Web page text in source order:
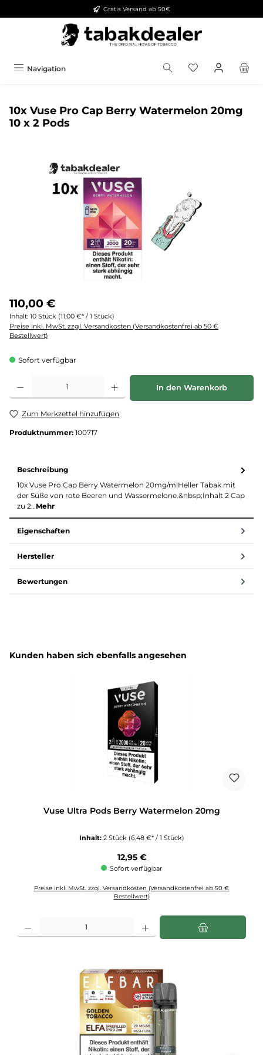
Gratis Versand ab 50€
Navigation
10x Vuse Pro Cap Berry Watermelon 20mg
10 x 2 Pods
110,00 €
Inhalt: 10 Stück (11,00 €* / 1 Stück)
Preise inkl. MwSt. zzgl. Versandkosten (Versandkostenfrei ab 50 €
Bestellwert)
Sofort verfügbar
Produkt Anzahl: Gib den gewünschten Wert ein oder benutze die Schaltflächen
In den Warenkorb
Zum Merkzettel hinzufügen
Produktnummer: 100717
Beschreibung
10x Vuse Pro Cap Berry Watermelon 20mg/mlHeller Tabak mit
der Süße von rote Beeren und Wassermelone.&nbsp;Inhalt 2 Cap
zu 2…Mehr
Eigenschaften
Hersteller
Bewertungen
Produktgalerie überspringen
Kunden haben sich ebenfalls angesehen
Vuse Ultra Pods Berry Watermelon 20mg
Inhalt: 2 Stück (6,48 €* / 1 Stück)
Regulärer Preis:
12,95 €
Sofort verfügbar
Preise inkl. MwSt. zzgl. Versandkosten (Versandkostenfrei ab 50 €
Bestellwert)